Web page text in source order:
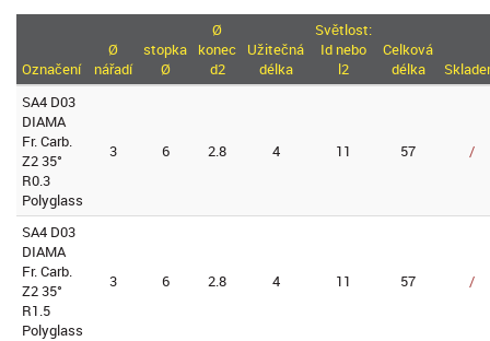
Označení
Ø
nářadí
stopka
Ø
Ø
konec
d2
Užitečná
délka
Světlost:
Id nebo
l2
Celková
délka
SA4 D03
DIAMA
Fr. Carb.
Z2 35°
R0.3
Polyglass
3 6 2.8 4 11 57 /
SA4 D03
DIAMA
Fr. Carb.
Z2 35°
R1.5
Polyglass
3 6 2.8 4 11 57 /